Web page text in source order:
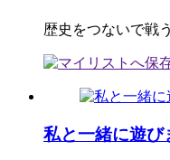
歴史をつないで戦
私と一緒に遊び